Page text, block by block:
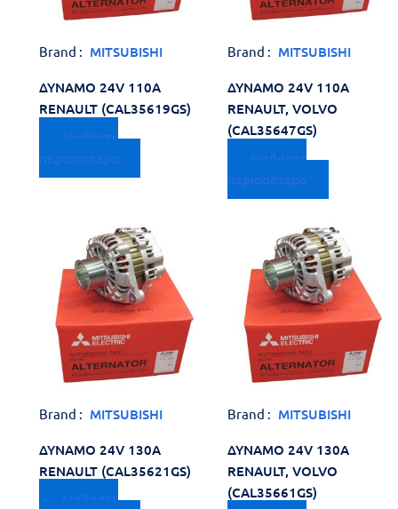
Brand : MITSUBISHI
ΔΥΝΑΜΟ 24V 110A
RENAULT (CAL35619GS)
Διαβάστε
περισσότερα
Brand : MITSUBISHI
ΔΥΝΑΜΟ 24V 110A
RENAULT, VOLVO
(CAL35647GS)
Διαβάστε
περισσότερα
Brand : MITSUBISHI
ΔΥΝΑΜΟ 24V 130A
RENAULT (CAL35621GS)
Διαβάστε
Brand : MITSUBISHI
ΔΥΝΑΜΟ 24V 130A
RENAULT, VOLVO
(CAL35661GS)